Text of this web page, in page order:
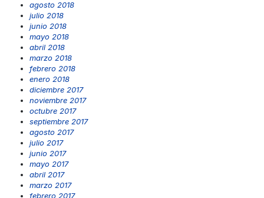
agosto 2018
julio 2018
junio 2018
mayo 2018
abril 2018
marzo 2018
febrero 2018
enero 2018
diciembre 2017
noviembre 2017
octubre 2017
septiembre 2017
agosto 2017
julio 2017
junio 2017
mayo 2017
abril 2017
marzo 2017
febrero 2017